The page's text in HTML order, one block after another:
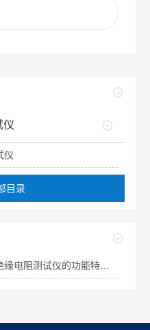
仪
仪
目录